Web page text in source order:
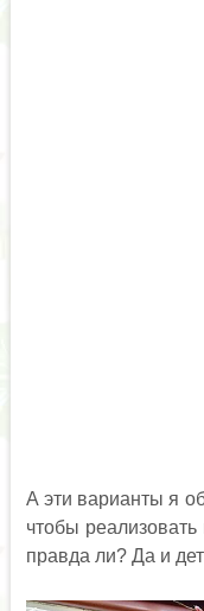
А эти варианты я
чтобы
правда ли? Да и